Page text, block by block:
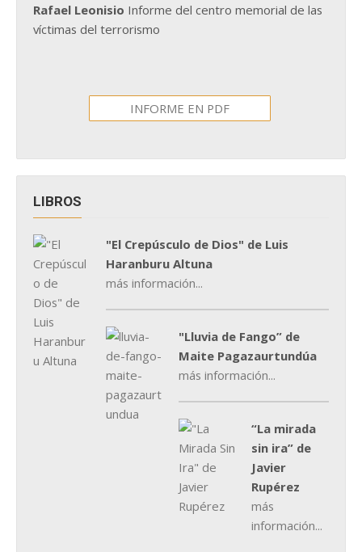
Rafael Leonisio Informe del centro memorial de las
víctimas del terrorismo
INFORME EN PDF
LIBROS
"El Crepúsculo de Dios" de Luis
Haranburu Altuna
más información...
"Lluvia de Fango” de
Maite Pagazaurtundúa
más información...
“La mirada
sin ira” de
Javier
Rupérez
más
información...